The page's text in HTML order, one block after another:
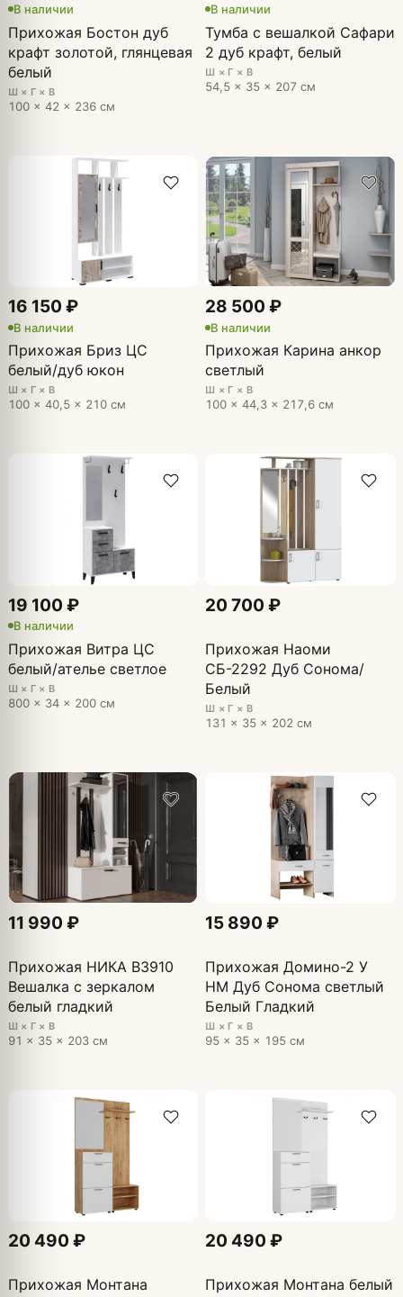
В наличии
Прихожая Бостон дуб
крафт золотой, глянцевая
белый
Ш × Г × В
100 × 42 × 236 см
В наличии
Тумба с вешалкой Сафари
2 дуб крафт, белый
Ш × Г × В
54,5 × 35 × 207 см
16 150 ₽
В наличии
Прихожая Бриз ЦС
белый/дуб юкон
Ш × Г × В
100 × 40,5 × 210 см
28 500 ₽
В наличии
Прихожая Карина анкор
светлый
Ш × Г × В
100 × 44,3 × 217,6 см
19 100 ₽
В наличии
Прихожая Витра ЦС
белый/ателье светлое
Ш × Г × В
800 × 34 × 200 см
20 700 ₽
Прихожая Наоми
СБ-2292 Дуб Сонома/
Белый
Ш × Г × В
131 × 35 × 202 см
11 990 ₽
Прихожая НИКА В3910
Вешалка с зеркалом
белый гладкий
Ш × Г × В
91 × 35 × 203 см
15 890 ₽
Прихожая Домино-2 У
НМ Дуб Сонома светлый
Белый Гладкий
Ш × Г × В
95 × 35 × 195 см
20 490 ₽
Прихожая Монтана
20 490 ₽
Прихожая Монтана белый